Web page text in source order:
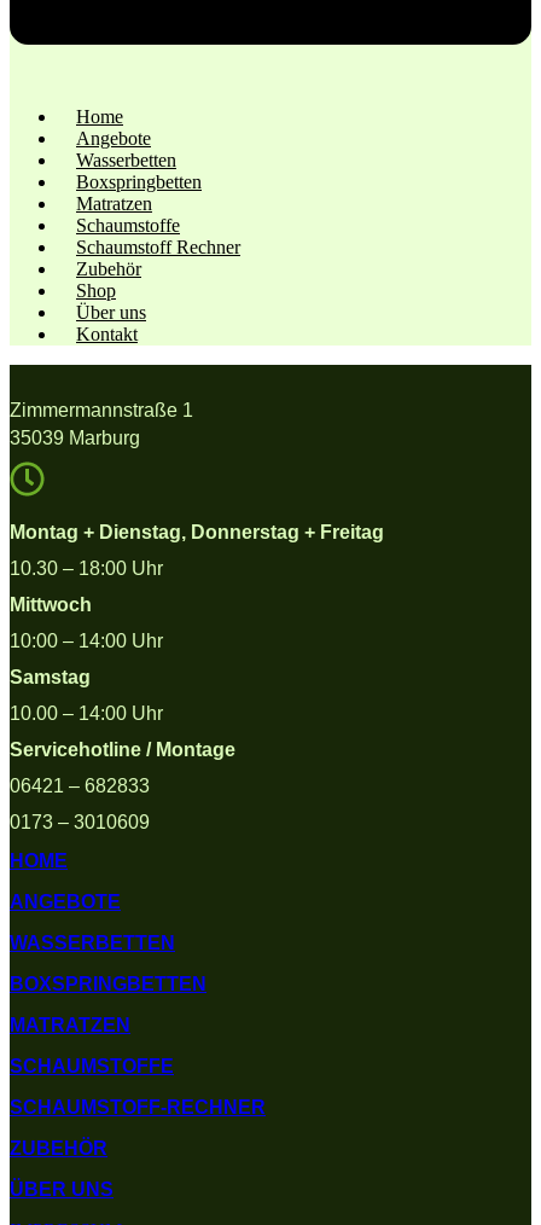
Home
Angebote
Wasserbetten
Boxspringbetten
Matratzen
Schaumstoffe
Schaumstoff Rechner
Zubehör
Shop
Über uns
Kontakt
Zimmermannstraße 1
35039 Marburg
Montag + Dienstag, Donnerstag + Freitag
10.30 – 18:00 Uhr
Mittwoch
10:00 – 14:00 Uhr
Samstag
10.00 – 14:00 Uhr
Servicehotline / Montage
06421 – 682833
0173 – 3010609
HOME
ANGEBOTE
WASSERBETTEN
BOXSPRINGBETTEN
MATRATZEN
SCHAUMSTOFFE
SCHAUMSTOFF-RECHNER
ZUBEHÖR
ÜBER UNS